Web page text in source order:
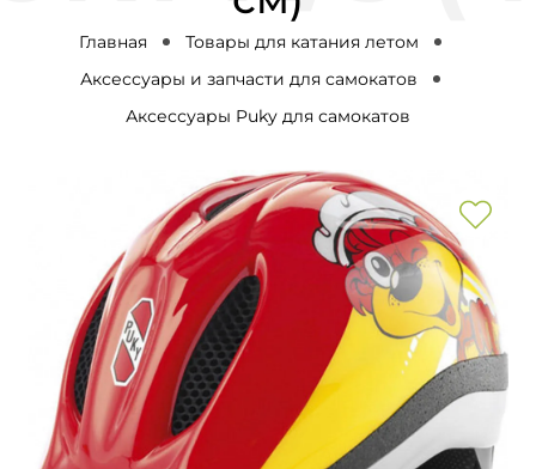
Главная
Товары для катания летом
Аксессуары и запчасти для самокатов
Аксессуары Puky для самокатов